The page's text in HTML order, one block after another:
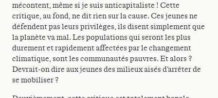
mécontent, même si je suis anticapitaliste ! Cette
critique, au fond, ne dit rien sur la cause. Ces jeunes ne
défendent pas leurs privilèges, ils disent simplement que
la planète va mal. Les populations qui seront les plus
durement et rapidement affectées par le changement
climatique, sont les communautés pauvres. Et alors ?
Devrait‑on dire aux jeunes des milieux aisés d’arrêter de
se mobiliser ?